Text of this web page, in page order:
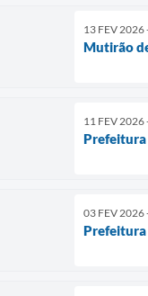
13 FEV 2026
Mutirão
11 FEV 2026
Prefeitura
03 FEV 2026
Prefeitura